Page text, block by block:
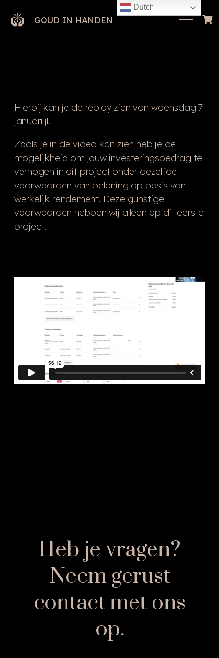
GOUD IN HANDEN
Hierbij kan je de replay zien van woensdag 7
januari jl.
Zoals je in de video kan zien heb je de
mogelijkheid om jouw investeringsbedrag te
verhogen in dit project onder dezelfde
voorwaarden van beloning op basis van
werkelijk rendement. Deze gunstige
voorwaarden hebben wij alleen op dit eerste
project.
Heb je vragen?
Neem gerust
contact met ons
op.
Dutch